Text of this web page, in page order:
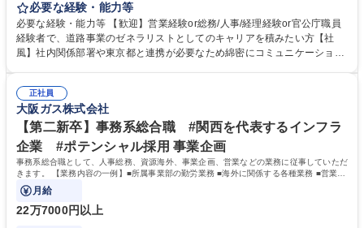
等のフロント部門の部署等幅広い部署での業務をお任せいたします。研修
制度やキャリア支援が充実しております！ ※下記業務詳細 【業務詳細】■
管理部門：広報、人事、経理など当公社の運営に係る管理業務 ■収益部
門：駐車場の新規開拓、管理運営、新宿駅西口広場の「イベントコーナ
道路施設や道路工事現場の見学ツアー事業 ※入社後は上記いずれかの部門
へ配属。※業務内容変更の範囲：会社の定める業務 募集職種 【都庁グル
ープ】総合職（事務）◇残業月平均9時間未満／有給年平均16日取得
必要な経験・能力等
必要な経験・能力等 【歓迎】営業経験or総務/人事/経理経験or官公庁職員
経験者で、道路事業のゼネラリストとしてのキャリアを積みたい方【社
風】社内関係部署や東京都と連携が必要なため綿密にコミュニケーション
部門など多岐に渡る業務を経験できます。 ■様々なプロジェクト：駐車場
事業の他、新宿駅西口広場内に設置された照明を兼ねた広告「ブライトサ
イン」の管理運営を行うなど、事業収益を生み出す活動を積極的に行って
います。 学歴・資格 学歴：大学院 大学 高専 短大 専修学校 高校 語学力：
資格：
正社員
大阪ガス株式会社
【第二新卒】事務系総合職 #関西を代表するインフラ
企業 #ポテンシャル採用 事業企画
事務系総合職として、人事総務、資源海外、事業企画、営業などの業務に従事していただ
きます。 【業務内容の一例】■所属事業部の勤労業務 ■海外に関係する各種業務 ■営業部
門の企画スタッフ、ルート営業
月給
22万7000円以上